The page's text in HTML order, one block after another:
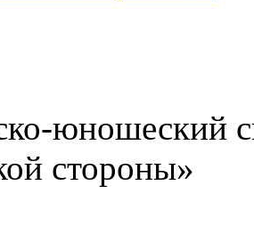
юношеский
стороны»